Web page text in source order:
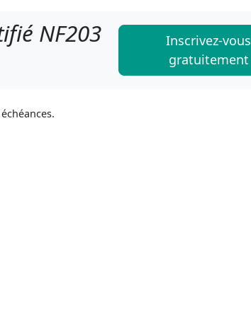
NF203
Inscrivez-vous
gratuitement